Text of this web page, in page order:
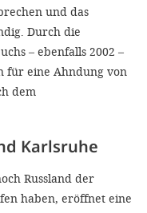
und das
Durch die
– ebenfalls 2002 –
für eine Ahndung von
dem
Karlsruhe
Russland der
haben, eröffnet eine